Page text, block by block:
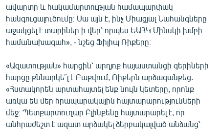
ավարտը և հակամարտության համապարփակ
հանգուցալուծումը։ Սա այն է, ինչ Միացյալ Նահանգները
աջակցել է տարիներ ի վեր՝ որպես ԵԱՀԿ Մինսկի խմբի
համանախագահ», - նշեց Ֆիլիպ Ռիքերը։
«Ազատության» հարցին՝ արդյոք հայաստանցի գերիների
հարցը քննարկե՞լ է Բաքվում, Ռիքերն արձագանքեց.
«Հստակորեն արտահայտել ենք նույն կետերը, որոնք
առկա են մեր հրապարակային հայտարարությունների
մեջ։ Պետքարտուղար Բլինքենը հայտարարել է, որ
անհրաժեշտ է ազատ արձակել ձերբակալված անձանց՝